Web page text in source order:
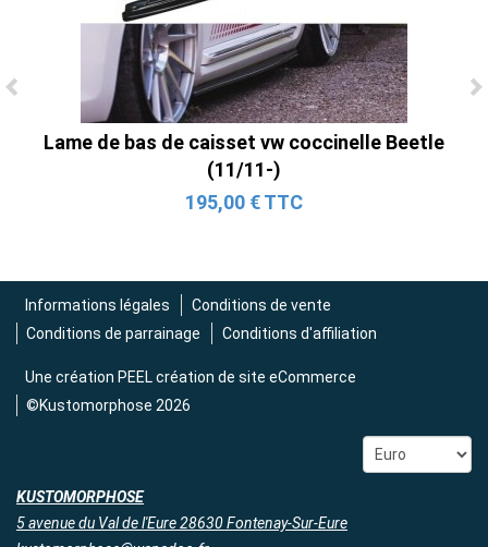
Ligne Cat-Back Active 4 Sorties avec
Tube en H pour Ford Mustang GT & V6
(2015-2023)
2 690,00 € TTC
Lame de bas de caisset vw coccinelle Beetle
(11/11-)
195,00 € TTC
Informations légales
Conditions de vente
Conditions de parrainage
Conditions d'affiliation
Une création PEEL création de site eCommerce
©Kustomorphose 2026
KUSTOMORPHOSE
5 avenue du Val de l'Eure 28630 Fontenay-Sur-Eure